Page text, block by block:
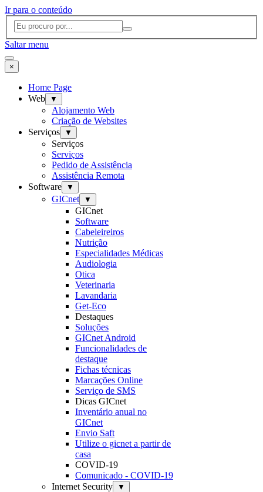
Ir para o conteúdo
Saltar menu
×
Home Page
Web
▼
Alojamento Web
Criação de Websites
Serviços
▼
Serviços
Serviços
Pedido de Assistência
Assistência Remota
Software
▼
GICnet ▼
GICnet
Software
Cabeleireiros
Nutrição
Especialidades Médicas
Audiologia
Otica
Veterinaria
Lavandaria
Get-Eco
Destaques
Soluções
GICnet Android
Funcionalidades de
destaque
Fichas técnicas
Marcações Online
Serviço de SMS
Dicas GICnet
Inventário anual no
GICnet
Envio Saft
Utilize o gicnet a partir de
casa
COVID-19
Comunicado - COVID-19
Internet Security
▼